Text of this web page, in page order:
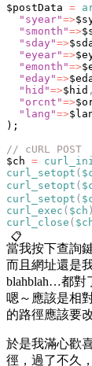
$postData =
  "syear"
=>
  "smonth"
=>
  "sday"
=>
  "eyear"
=>
  "emonth"
=>
  "eday"
=>
  "hid"
=>$hid ,
  "orcnt"
=>
  "lang"
=>
);
// cURL POST
$ch =
curl_setopt (
curl_setopt (
curl_setopt (
curl_exec ( $ch )
curl_close (
📋
當我按下查詢
而且網址還是
blahblah…都對
嗯～應該是相
的路徑應該要
於是我滿心歡
徑，過了不久